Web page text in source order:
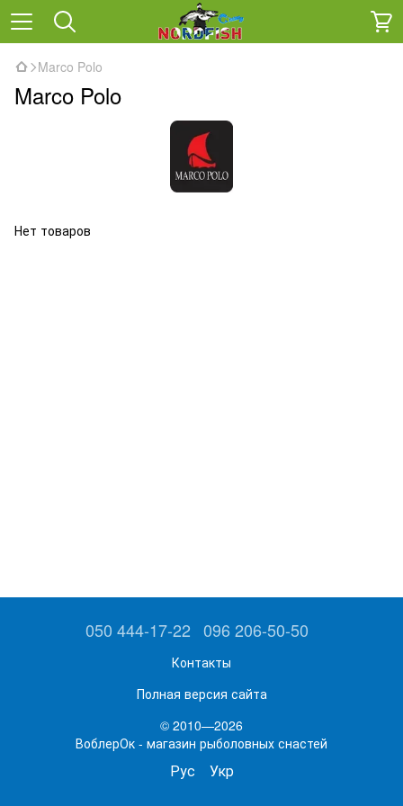
Marco Polo
Marco Polo
Нет товаров
050 444-17-22 096 206-50-50
Контакты
Полная версия сайта
© 2010—2026
ВоблерОк - магазин рыболовных снастей
Рус Укр